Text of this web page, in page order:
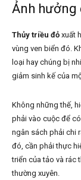
Ảnh hưởng
Thủy triều đỏ xuất
vùng ven biển đó.
loại hay chúng bị
giảm sinh kế của
Không những thế,
phải vào cuộc để
ngân sách phải chi
đó, cần phải thực
triển của tảo và rác
thường xuyên.